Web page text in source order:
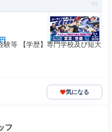
等 【学歴】専門学校及び短大
気になる
フ